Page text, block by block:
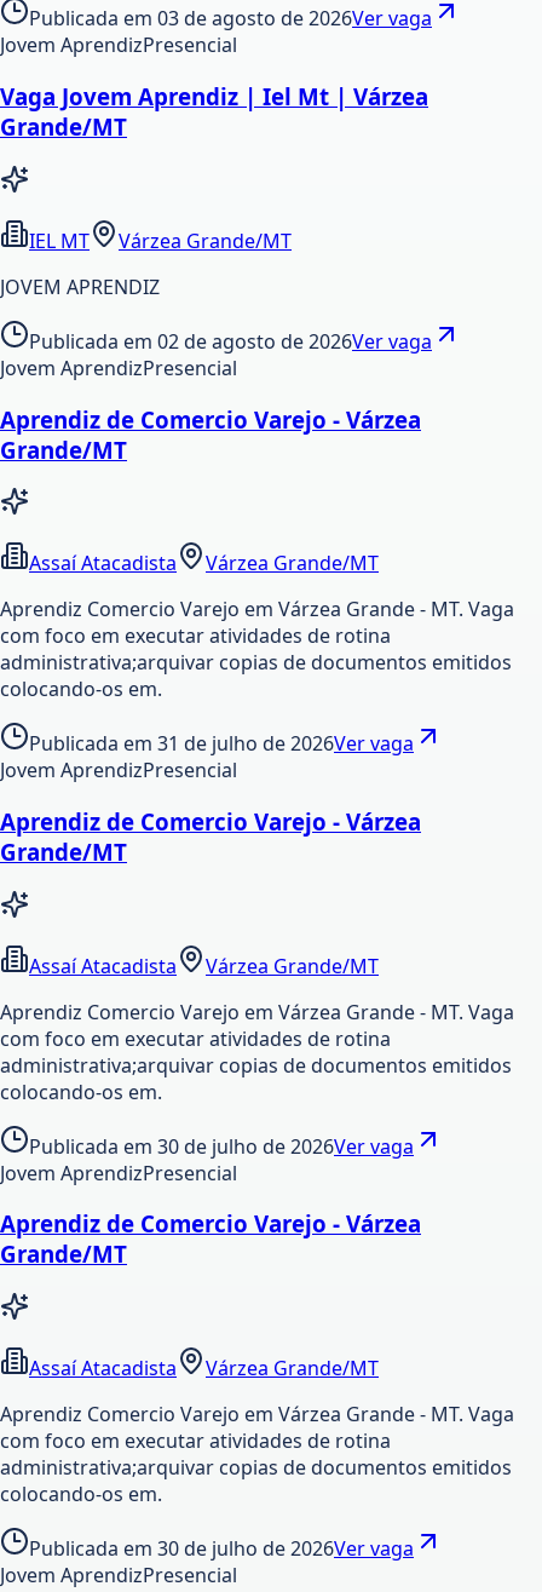
Publicada em 03 de agosto de 2026Ver vaga
Jovem AprendizPresencial
Vaga Jovem Aprendiz | Iel Mt | Várzea
Grande/MT
IEL MT
Várzea Grande/MT
JOVEM APRENDIZ
Publicada em 02 de agosto de 2026Ver vaga
Jovem AprendizPresencial
Aprendiz de Comercio Varejo - Várzea
Grande/MT
Assaí Atacadista
Várzea Grande/MT
Aprendiz Comercio Varejo em Várzea Grande - MT. Vaga
com foco em executar atividades de rotina
administrativa;arquivar copias de documentos emitidos
colocando-os em.
Publicada em 31 de julho de 2026Ver vaga
Jovem AprendizPresencial
Aprendiz de Comercio Varejo - Várzea
Grande/MT
Assaí Atacadista
Várzea Grande/MT
Aprendiz Comercio Varejo em Várzea Grande - MT. Vaga
com foco em executar atividades de rotina
administrativa;arquivar copias de documentos emitidos
colocando-os em.
Publicada em 30 de julho de 2026Ver vaga
Jovem AprendizPresencial
Aprendiz de Comercio Varejo - Várzea
Grande/MT
Assaí Atacadista
Várzea Grande/MT
Aprendiz Comercio Varejo em Várzea Grande - MT. Vaga
com foco em executar atividades de rotina
administrativa;arquivar copias de documentos emitidos
colocando-os em.
Publicada em 30 de julho de 2026Ver vaga
Jovem AprendizPresencial